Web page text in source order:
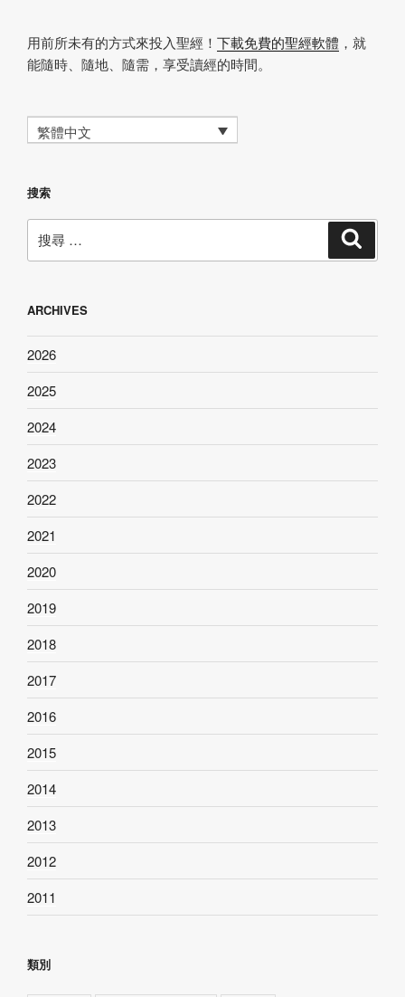
用前所未有的方式來投入聖經！ 下載免費的聖經軟體 ，就
能隨時、隨地、隨需，享受讀經的時間。
繁體中文
搜索
尋：
ARCHIVES
2026
2025
2024
2023
2022
2021
2020
2019
2018
2017
2016
2015
2014
2013
2012
2011
類別